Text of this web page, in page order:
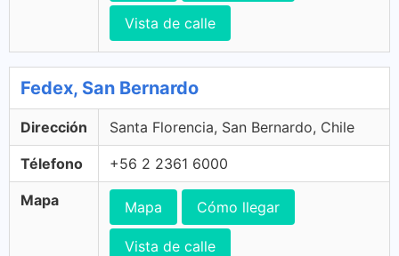
Vista de calle
Fedex, San Bernardo
Dirección Santa Florencia, San Bernardo, Chile
Télefono +56 2 2361 6000
Mapa Mapa Cómo llegar
Vista de calle